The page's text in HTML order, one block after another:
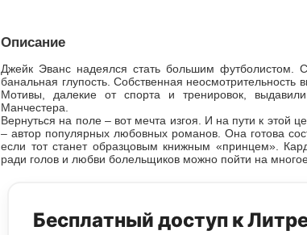
Описание
Джейк Эванс надеялся стать большим футболистом.
банальная глупость. Собственная
Мотивы, далекие от спорта и тренировок,
Манчестера.
Вернуться на поле – вот мечта изгоя. И на пути к
– автор популярных любовных романов. Она готова
если тот станет образцовым книжным «принцем».
ради голов и любви болельщиков можно пойти на
Бесплатный доступ к